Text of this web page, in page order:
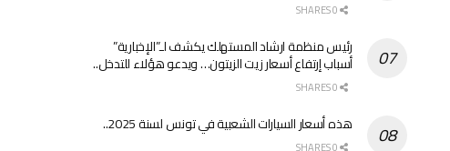
رئيس منظمة ارشاد المستهلك يكشف لـ”الإخبارية”
أسباب إرتفاع أسعار زيت الزيتون… ويدعو هؤلاء للتدخل..
هذه أسعار السيارات الشعبية في تونس لسنة 2025..